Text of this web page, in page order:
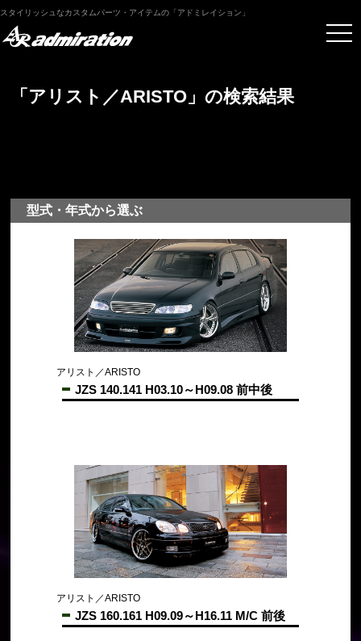
スタイリッシュなカスタムパーツ・アイテムの「アドミレイション」
「アリスト／ARISTO」の検索結果
型式・年式から選ぶ
アリスト／ARISTO
JZS 140.141 H03.10～H09.08 前中後
アリスト／ARISTO
JZS 160.161 H09.09～H16.11 M/C 前後